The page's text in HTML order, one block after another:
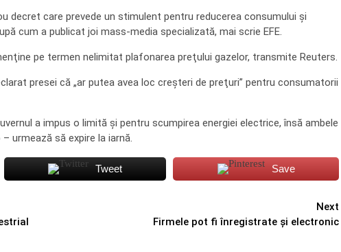
decret care prevede un stimulent pentru reducerea consumului şi
cum a publicat joi mass-media specializată, mai scrie EFE.
pe termen nelimitat plafonarea preţului gazelor, transmite Reuters.
presei că „ar putea avea loc creşteri de preţuri” pentru consumatorii
a impus o limită şi pentru scumpirea energiei electrice, însă ambele
urmează să expire la iarnă.
Tweet Save
Next
Firmele pot fi înregistrate și electronic